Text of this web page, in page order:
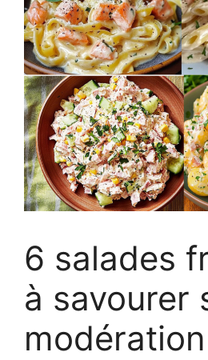
6 salades
à savourer
modération